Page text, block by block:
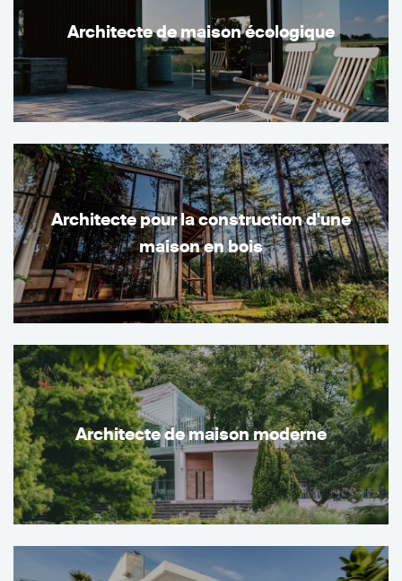
Architecte de maison écologique
Architecte pour la construction d'une
maison en bois
Architecte de maison moderne